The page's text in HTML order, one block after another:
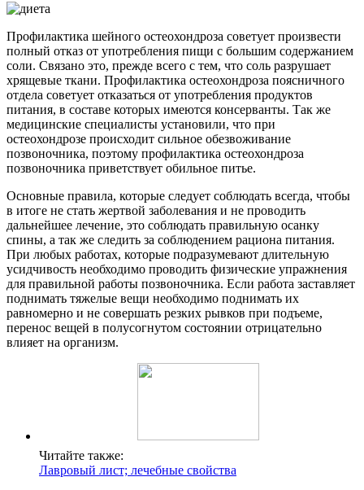
Профилактика шейного остеохондроза советует произвести
полный отказ от употребления пищи с большим содержанием
соли. Связано это, прежде всего с тем, что соль разрушает
хрящевые ткани. Профилактика остеохондроза поясничного
отдела советует отказаться от употребления продуктов
питания, в составе которых имеются консерванты. Так же
медицинские специалисты установили, что при
остеохондрозе происходит сильное обезвоживание
позвоночника, поэтому профилактика остеохондроза
позвоночника приветствует обильное питье.
Основные правила, которые следует соблюдать всегда, чтобы
в итоге не стать жертвой заболевания и не проводить
дальнейшее лечение, это соблюдать правильную осанку
спины, а так же следить за соблюдением рациона питания.
При любых работах, которые подразумевают длительную
усидчивость необходимо проводить физические упражнения
для правильной работы позвоночника. Если работа заставляет
поднимать тяжелые вещи необходимо поднимать их
равномерно и не совершать резких рывков при подъеме,
перенос вещей в полусогнутом состоянии отрицательно
влияет на организм.
Читайте также:
Лавровый лист; лечебные свойства